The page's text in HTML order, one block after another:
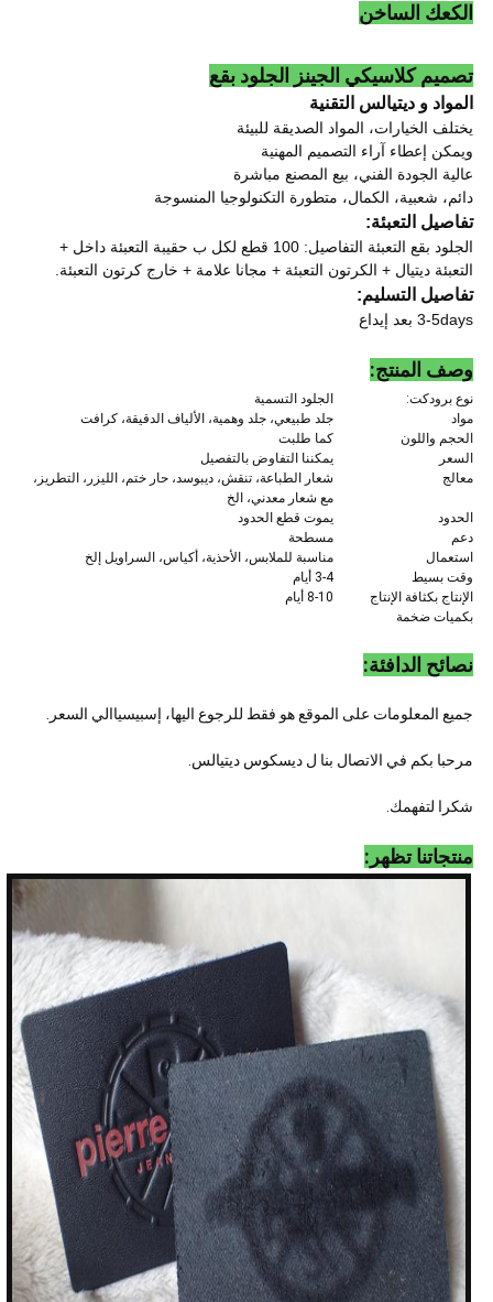
الكعك الساخن
تصميم كلاسيكي الجينز الجلود بقع
المواد و ديتيالس التقنية
يختلف الخيارات، المواد الصديقة للبيئة
ويمكن إعطاء آراء التصميم المهنية
عالية الجودة الفني، بيع المصنع مباشرة
دائم، شعبية، الكمال، متطورة التكنولوجيا المنسوجة
تفاصيل التعبئة:
الجلود بقع التعبئة التفاصيل: 100 قطع لكل ب حقيبة التعبئة داخل +
التعبئة ديتيال + الكرتون التعبئة + مجانا علامة + خارج كرتون التعبئة.
تفاصيل التسليم:
3-5days بعد إيداع
وصف المنتج:
نوع برودكت:
الجلود التسمية
مواد
جلد طبيعي، جلد وهمية، الألياف الدقيقة، كرافت
الحجم واللون
كما طلبت
السعر
يمكننا التفاوض بالتفصيل
معالج
شعار الطباعة، تنقش، ديبوسد، حار ختم، الليزر، التطريز،
مع شعار معدني، الخ
الحدود
يموت قطع الحدود
دعم
مسطحة
استعمال
مناسبة للملابس، الأحذية، أكياس، السراويل إلخ
وقت بسيط
3-4 أيام
الإنتاج بكثافة الإنتاج
بكميات ضخمة
8-10 أيام
نصائح الدافئة:
جميع المعلومات على الموقع هو فقط للرجوع اليها، إسبيسياالي السعر.
مرحبا بكم في الاتصال بنا ل ديسكوس ديتيالس.
شكرا لتفهمك.
منتجاتنا تظهر: